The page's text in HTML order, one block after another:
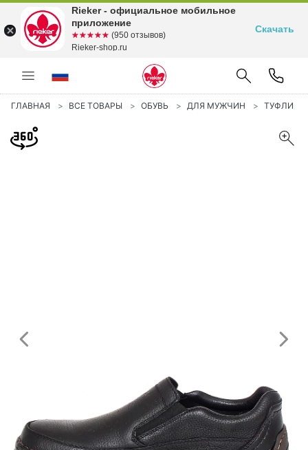
ГЛАВНАЯ ВСЕ ТОВАРЫ ОБУВЬ ДЛЯ МУЖЧИН ТУФЛИ
Предыдущий
Rieker - официальное мобильное
приложение
☆☆☆☆☆
★★★★★ (950 отзывов)
Rieker-shop.ru
Скачать